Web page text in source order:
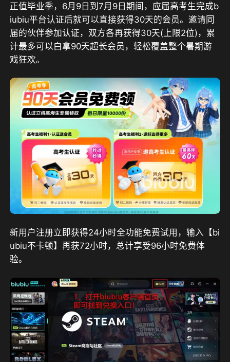
正值毕业季，6月9日到7月9日期间，应届高考生完成b
iubiu平台认证后就可以直接获得30天的会员。邀请同
届的伙伴参加认证，双方各再获得30天(上限2位)，累
计最多可以白拿90天超长会员，轻松覆盖整个暑期游
戏狂欢。
新用户注册立即获得24小时全功能免费试用，输入【bi
ubiu不卡顿】再获72小时， 总计享受96小时免费体
验。